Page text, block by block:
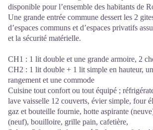
disponible pour l’ensemble des habitants de
Une grande entrée commune dessert les 2
d’espaces communs et d’espaces privatifs
et la sécurité matérielle.
CH1 : 1 lit double et une grande armoire, 2
CH2 : 1 lit double + 1 lit simple en hauteur,
rangement et une commode
Cuisine tout confort ou tout équipé ;
lave vaisselle 12 couverts, évier simple, four
gaz et bouteille fournie, hotte aspirante
(neuf), bouilloire, grille pain, cafetière,